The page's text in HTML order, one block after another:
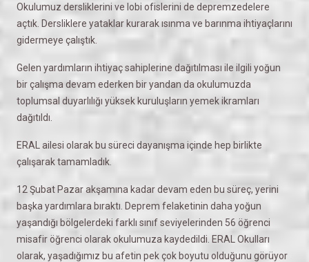
Okulumuz dersliklerini ve lobi ofislerini de depremzedelere
açtık. Dersliklere yataklar kurarak ısınma ve barınma ihtiyaçlarını
gidermeye çalıştık.
Gelen yardımların ihtiyaç sahiplerine dağıtılması ile ilgili yoğun
bir çalışma devam ederken bir yandan da okulumuzda
toplumsal duyarlılığı yüksek kuruluşların yemek ikramları
dağıtıldı.
ERAL ailesi olarak bu süreci dayanışma içinde hep birlikte
çalışarak tamamladık.
12 Şubat Pazar akşamına kadar devam eden bu süreç, yerini
başka yardımlara bıraktı. Deprem felaketinin daha yoğun
yaşandığı bölgelerdeki farklı sınıf seviyelerinden 56 öğrenci
misafir öğrenci olarak okulumuza kaydedildi. ERAL Okulları
olarak, yaşadığımız bu afetin pek çok boyutu olduğunu görüyor